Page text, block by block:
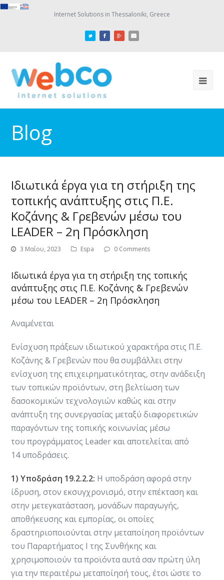
Internet Solutions in Thessaloniki, Greece
Blog
Ιδιωτικά έργα για τη στήριξη της
τοπικής ανάπτυξης στις Π.Ε.
Κοζάνης & Γρεβενών μέσω του
LEADER – 2η Πρόσκληση
3 Μαΐου, 2023 Espa 0 Comments
Ιδιωτικά έργα για τη στήριξη της τοπικής
ανάπτυξης στις Π.Ε. Κοζάνης & Γρεβενών
μέσω του LEADER – 2η Πρόσκληση
Αναμένεται
Ενίσχυση πράξεων ιδιωτικού χαρακτήρα στις Π.Ε.
Κοζάνης & Γρεβενών που θα συμβάλλει στην
ενίσχυση της επιχειρηματικότητας, στην ανάδειξη
των τοπικών προϊόντων, στη βελτίωση των
δασοκομικών τεχνολογιών καθώς και στην
ανάπτυξη της συνεργασίας μεταξύ διαφορετικών
παραγόντων της τοπικής κοινωνίας μέσω
του προγράμματος Leader και αποτελείται από
14 υποδράσεις.
1) Υποδράση 19.2.2.2: Η υποδράση αφορά στην
ίδρυση, στον εκσυγχρονισμό, στην επέκταση και
στην μετεγκατάσταση, μονάδων παραγωγής,
αποθήκευσης και εμπορίας, οι οποίες
δραστηριοποιούνται στην μεταποίηση προϊόντων
του Παραρτήματος Ι της Συνθήκης και
χρησιμοποιούν τα προϊόντα αυτά σαν πρώτη ύλη
για την περαιτέρω μεταποίησή τους, έτσι ώστε το